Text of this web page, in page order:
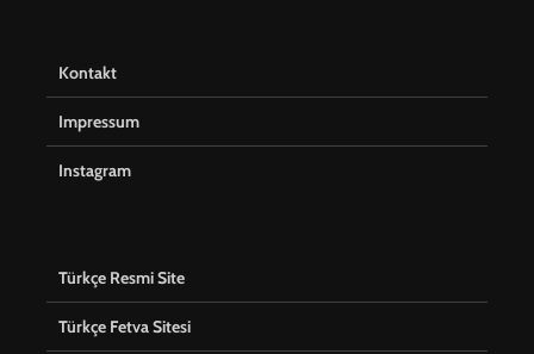
Kontakt
Impressum
Instagram
Türkçe Resmi Site
Türkçe Fetva Sitesi